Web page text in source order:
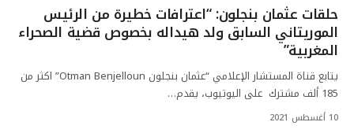
حلقات عثمان بنجلون: “اعترافات خطيرة من الرئيس
الموريتاني السابق ولد هيداله بخصوص قضية الصحراء
المغربية”
يتابع قناة المستشار الإعلامي “عثمان بنجلون Otman Benjelloun” اكثر من
185 ألف مشترك على اليوتيوب، يقدم…
10 أغسطس 2021